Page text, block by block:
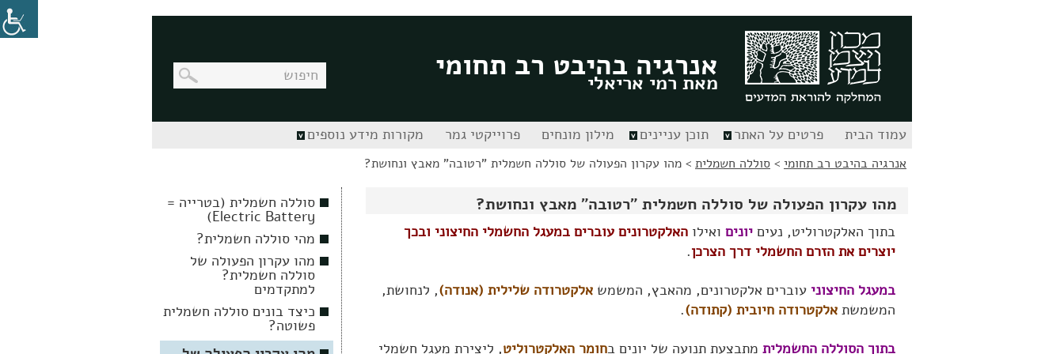
אנרגיה בהיבט רב תחומי
מאת רמי אריאלי
עמוד הבית פרטים על האתר תוכן עניינים מילון מונחים פרוייקטי גמר מקורות מידע נוספים
אנרגיה בהיבט רב תחומי > סוללה חשמלית > מהו עקרון הפעולה של סוללה חשמלית "רטובה" מאבץ ונחושת?
מהו עקרון הפעולה של סוללה חשמלית "רטובה" מאבץ ונחושת?
בתוך האלקטרוליט, נעים יונים ואילו האלקטרונים עוברים במעגל החשמלי החיצוני ובכך
יוצרים את הזרם החשמלי דרך הצרכן.
במעגל החיצוני עוברים אלקטרונים, מהאבץ, המשמש אלקטרודה שלילית (אנודה), לנחושת,
המשמשת אלקטרודה חיובית (קתודה).
בתוך הסוללה החשמלית מתבצעת תנועה של יונים בחומר האלקטרוליט, ליצירת מעגל חשמלי
סוללה חשמלית (בטרייה =
Electric Battery)
מהי סוללה חשמלית?
מהו עקרון הפעולה של
סוללה חשמלית?
למתקדמים
כיצד בונים סוללה חשמלית
פשוטה?